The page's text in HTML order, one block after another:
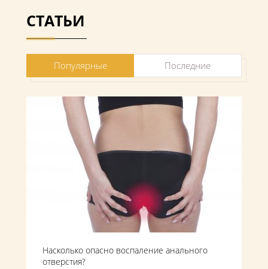
СТАТЬИ
Популярные Последние
Насколько опасно воспаление анального
отверстия?